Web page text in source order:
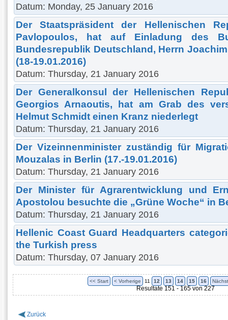
Datum: Monday, 25 January 2016
Der Staatspräsident der Hellenischen
Pavlopoulos, hat auf Einladung des
Bundesrepublik Deutschland, Herrn
(18-19.01.2016)
Datum: Thursday, 21 January 2016
Der Generalkonsul der Hellenischen
Georgios Arnaoutis, hat am Grab des
Helmut Schmidt einen Kranz niederlegt
Datum: Thursday, 21 January 2016
Der Vizeinnenminister zuständig für
Mouzalas in Berlin (17.-19.01.2016)
Datum: Thursday, 21 January 2016
Der Minister für Agrarentwicklung und
Apostolou besuchte die „Grüne Woche“ in
Datum: Thursday, 21 January 2016
Hellenic Coast Guard Headquarters
the Turkish press
Datum: Thursday, 07 January 2016
<< Start < Vorherige 11 12 13 14 15 16
Resultate 151 - 165 von 227
Zurück